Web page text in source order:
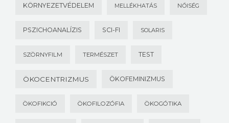
KÖRNYEZETVÉDELEM MELLÉKHATÁS NŐISÉG
PSZICHOANALÍZIS SCI-FI SOLARIS
SZÖRNYFILM TERMÉSZET TEST
ÖKOCENTRIZMUS ÖKOFEMINIZMUS
ÖKOFIKCIÓ ÖKOFILOZÓFIA ÖKOGÓTIKA